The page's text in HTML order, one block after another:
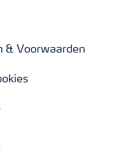
& Voorwaarden